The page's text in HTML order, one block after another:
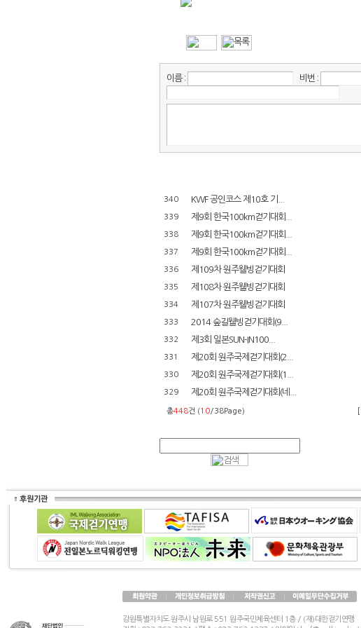
이름 : 비번 :
340 KWF 공인코스 제10호 기...
339 제9회 한국100km걷기대회...
338 제9회 한국100km걷기대회...
337 제9회 한국100km걷기대회...
336 제109차 원주웰빙걷기대회
335 제108차 원주웰빙걷기대회
334 제107차 원주웰빙걷기대회
333 2014 숲길웰빙걷기대회(9...
332 제3회 일본SUN-IN100...
331 제20회 원주국제걷기대회(2...
330 제20회 원주국제걷기대회(1...
329 제20회 원주국제걷기대회(네...
총448건 (10/38Page)
강원특별자치도 원주시 남원로 551 원주국민체육센터 1층 / (재)대한걷기연맹